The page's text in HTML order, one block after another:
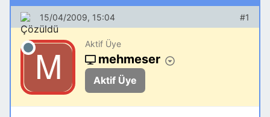
15/04/2009, 15:04 #1
Aktif Üye
mehmeser
Aktif Üye